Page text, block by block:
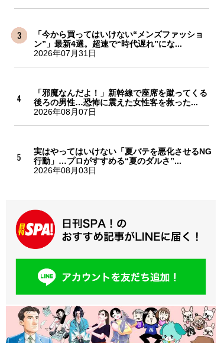
「今から買ってはいけない“メンズファッショ
ン”」最新4選。超速で“時代遅れ”にな...
2026年07月31日
「邪魔なんだよ！」新幹線で座席を蹴ってくる
後ろの男性…恐怖に震えた女性客を救った...
2026年08月07日
実はやってはいけない「夏バテを悪化させるNG
行動」…プロがすすめる“夏のダルさ”...
2026年08月03日